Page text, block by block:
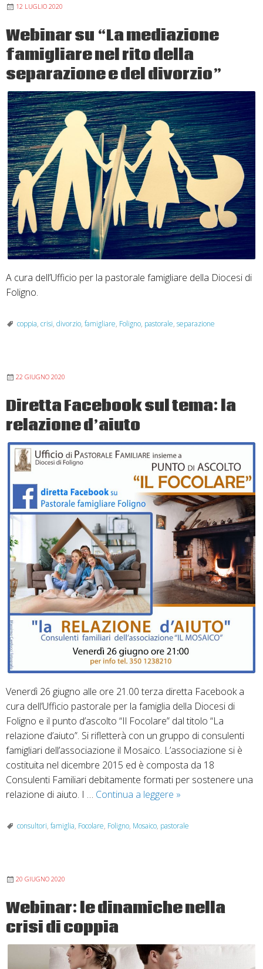
12 LUGLIO 2020
Webinar su “La mediazione
famigliare nel rito della
separazione e del divorzio”
A cura dell’Ufficio per la pastorale famigliare della Diocesi di
Foligno.
coppia, crisi, divorzio, famigliare, Foligno, pastorale, separazione
22 GIUGNO 2020
Diretta Facebook sul tema: la
relazione d’aiuto
Venerdì 26 giugno alle ore 21.00 terza diretta Facebook a
cura dell’Ufficio pastorale per la famiglia della Diocesi di
Foligno e il punto d’ascolto “Il Focolare” dal titolo “La
relazione d’aiuto”. Si rifletterà con un gruppo di consulenti
famigliari dell’associazione il Mosaico. L’associazione si è
costituita nel dicembre 2015 ed è composta da 18
Consulenti Familiari debitamente formati per sostenere una
relazione di aiuto. I … Continua a leggere Diretta
sul
»
consultori, famiglia, Focolare, Foligno, Mosaico, pastorale
20 GIUGNO 2020
Webinar: le dinamiche nella
crisi di coppia